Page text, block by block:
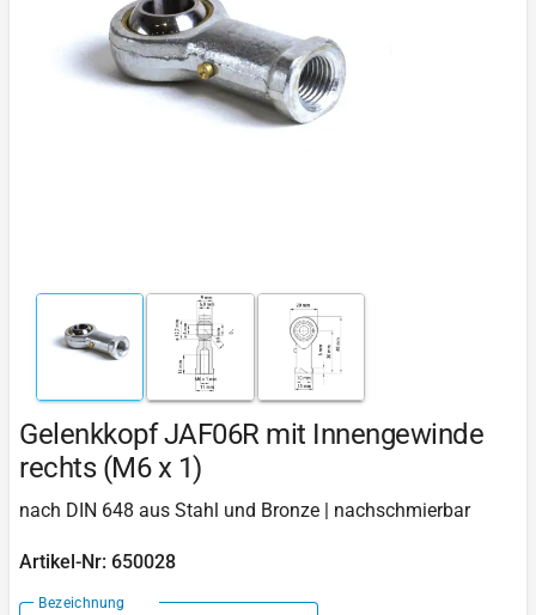
Gelenkkopf JAF06R mit Innengewinde
rechts (M6 x 1)
nach DIN 648 aus Stahl und Bronze | nachschmierbar
Artikel-Nr: 650028
Bezeichnung